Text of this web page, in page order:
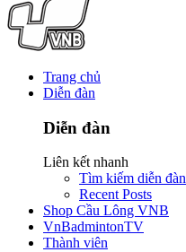
Trang chủ
Diễn đàn
Diễn đàn
Liên kết nhanh
Tìm kiếm diễn đàn
Recent Posts
Shop Cầu Lông VNB
VnBadmintonTV
Thành viên